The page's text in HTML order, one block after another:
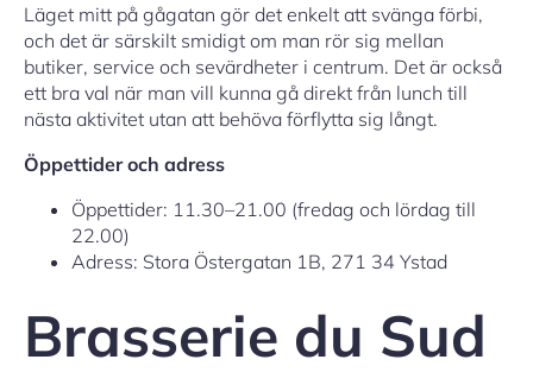
Läget mitt på gågatan gör det enkelt att svänga förbi,
och det är särskilt smidigt om man rör sig mellan
butiker, service och sevärdheter i centrum. Det är också
ett bra val när man vill kunna gå direkt från lunch till
nästa aktivitet utan att behöva förflytta sig långt.
Öppettider och adress
Öppettider: 11.30–21.00 (fredag och lördag till
22.00)
Adress: Stora Östergatan 1B, 271 34 Ystad
Brasserie du Sud